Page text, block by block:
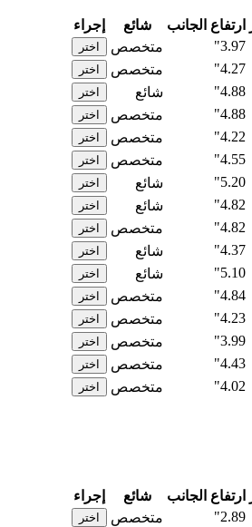
ارتفاع الجانب شائع
إجراء
3.97" متخصص اختر
4.27" متخصص اختر
4.88" شائع اختر
4.88" متخصص اختر
4.22" متخصص اختر
4.55" متخصص اختر
5.20" شائع اختر
4.82" شائع اختر
4.82" متخصص اختر
4.37" شائع اختر
5.10" شائع اختر
4.84" متخصص اختر
4.23" متخصص اختر
3.99" متخصص اختر
4.43" متخصص اختر
4.02" متخصص اختر
ارتفاع الجانب شائع
إجراء
2.89" متخصص اختر